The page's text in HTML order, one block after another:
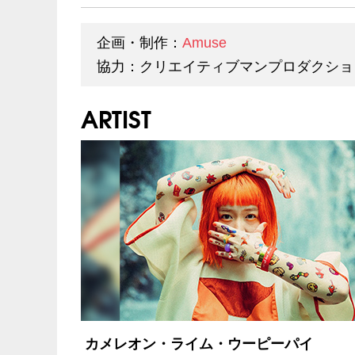
企画・制作： Amuse
協力：クリエイティブマンプロダクシ
ARTIST
カメレオン・ライム・ウーピーパイ